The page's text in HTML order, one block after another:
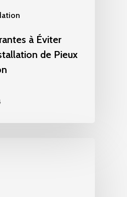
à Éviter
de Pieux